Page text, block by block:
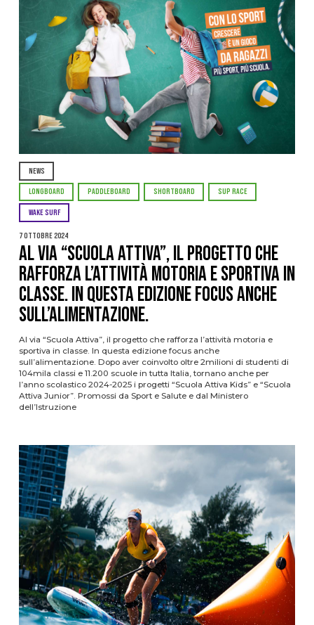
NEWS
LONGBOARD PADDLEBOARD SHORTBOARD SUP RACE
WAKE SURF
7 Ottobre 2024
Al via “Scuola Attiva”, il progetto che
rafforza l’attività motoria e sportiva in
classe. In questa edizione focus anche
sull’alimentazione.
Al via “Scuola Attiva”, il progetto che rafforza l’attività motoria e
sportiva in classe. In questa edizione focus anche
sull’alimentazione. Dopo aver coinvolto oltre 2milioni di studenti di
104mila classi e 11.200 scuole in tutta Italia, tornano anche per
l’anno scolastico 2024-2025 i progetti “Scuola Attiva Kids” e “Scuola
Attiva Junior”. Promossi da Sport e Salute e dal Ministero
dell’Istruzione